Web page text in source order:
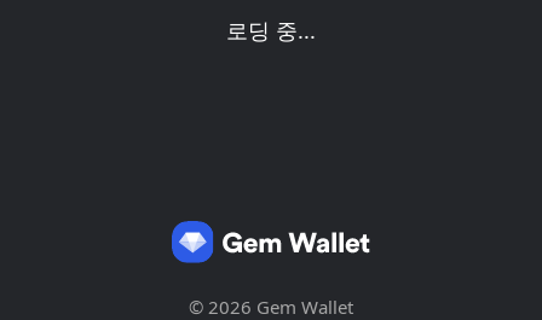
로딩 중...
© 2026 Gem Wallet